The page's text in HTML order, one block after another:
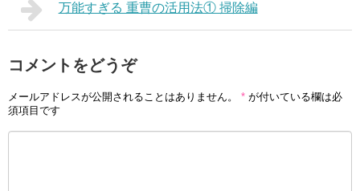
万能すぎる 重曹の活用法① 掃除編
コメントをどうぞ
メールアドレスが公開されることはありません。 * が付いている欄は必
須項目です